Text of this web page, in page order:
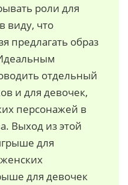
роли для
виду, что
предлагать образ
отдельный
и для девочек,
персонажей в
Выход из этой
для
для девочек